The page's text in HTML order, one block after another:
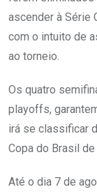
ascender à Série
com o intuito de
ao torneio.
Os quatro
playoffs,
irá se classificar
Copa do Brasil de
Até o dia 7 de